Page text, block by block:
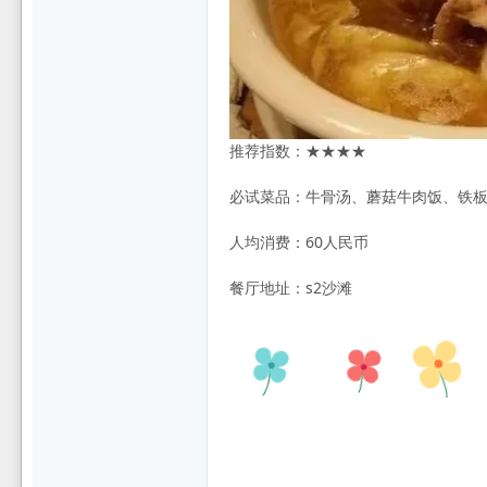
推荐指数：★★★★
必试菜品：牛骨汤、蘑菇牛肉饭、铁
人均消费：60人民币
餐厅地址：s2沙滩